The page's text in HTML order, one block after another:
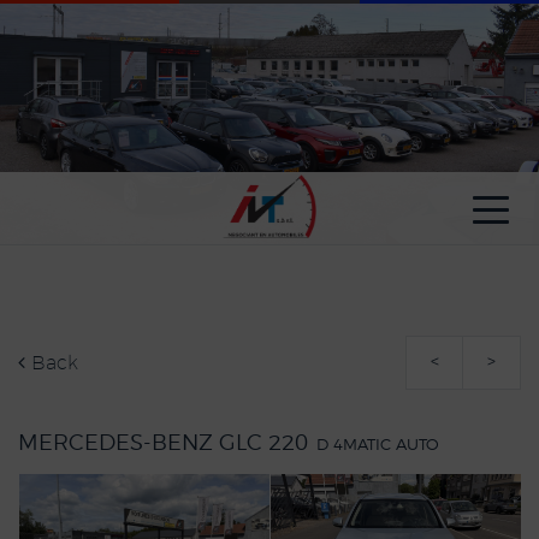
Back < >
MERCEDES-BENZ GLC 220 D 4MATIC AUTO
Cookies management panel